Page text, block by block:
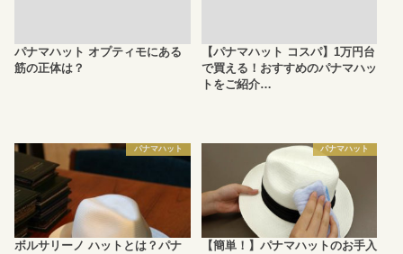
パナマハット オプティモにある
筋の正体は？
【パナマハット コスパ】1万円台
で買える！おすすめのパナマハッ
トをご紹介…
パナマハット
ボルサリーノ ハットとは？パナ
パナマハット
【簡単！】パナマハットのお手入